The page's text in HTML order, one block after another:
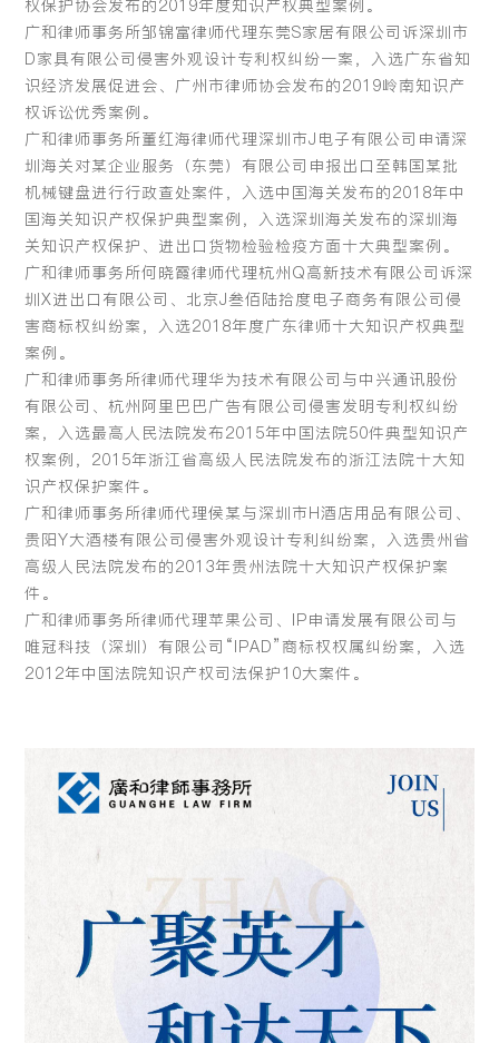
权保护协会发布的2019年度知识产权典型案例。
广和律师事务所邹锦富律师代理东莞S家居有限公司诉深圳市
D家具有限公司侵害外观设计专利权纠纷一案，入选广东省知
识经济发展促进会、广州市律师协会发布的2019岭南知识产
权诉讼优秀案例。
广和律师事务所董红海律师代理深圳市J电子有限公司申请深
圳海关对某企业服务（东莞）有限公司申报出口至韩国某批
机械键盘进行行政查处案件，入选中国海关发布的2018年中
国海关知识产权保护典型案例，入选深圳海关发布的深圳海
关知识产权保护、进出口货物检验检疫方面十大典型案例。
广和律师事务所何晓霞律师代理杭州Q高新技术有限公司诉深
圳X进出口有限公司、北京J叁佰陆拾度电子商务有限公司侵
害商标权纠纷案，入选2018年度广东律师十大知识产权典型
案例。
广和律师事务所律师代理华为技术有限公司与中兴通讯股份
有限公司、杭州阿里巴巴广告有限公司侵害发明专利权纠纷
案，入选最高人民法院发布2015年中国法院50件典型知识产
权案例，2015年浙江省高级人民法院发布的浙江法院十大知
识产权保护案件。
广和律师事务所律师代理侯某与深圳市H酒店用品有限公司、
贵阳Y大酒楼有限公司侵害外观设计专利纠纷案，入选贵州省
高级人民法院发布的2013年贵州法院十大知识产权保护案
件。
广和律师事务所律师代理苹果公司、IP申请发展有限公司与
唯冠科技（深圳）有限公司“IPAD”商标权权属纠纷案，入选
2012年中国法院知识产权司法保护10大案件。